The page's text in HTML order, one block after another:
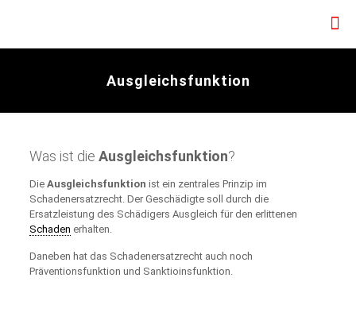
Ausgleichsfunktion
Was ist die Ausgleichsfunktion?
Die Ausgleichsfunktion ist ein zentrales Prinzip im
Schadenersatzrecht. Der Geschädigte soll durch die
Ersatzleistung des Schädigers Ausgleich für den erlittenen
Schaden erhalten.
Daneben hat das Schadenersatzrecht auch noch
Präventionsfunktion und Sanktioinsfunktion.